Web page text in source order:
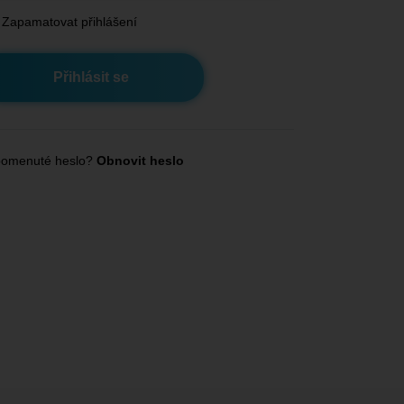
Zapamatovat přihlášení
heslo? Obnovit heslo